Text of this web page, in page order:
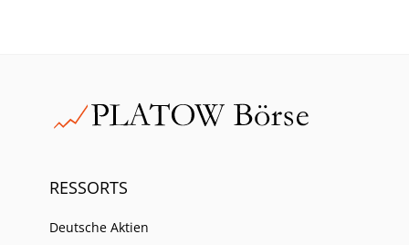
RESSORTS
Deutsche Aktien